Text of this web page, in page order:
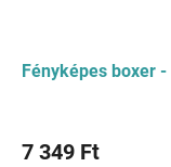
Fényképes boxer
7 349 Ft